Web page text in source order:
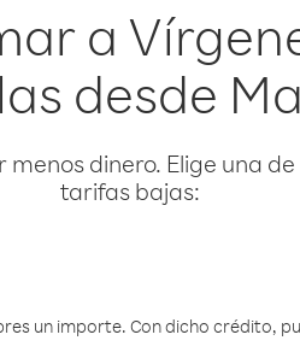
a
desde
dinero. Elige una
tarifas bajas:
un importe. Con dicho crédito,